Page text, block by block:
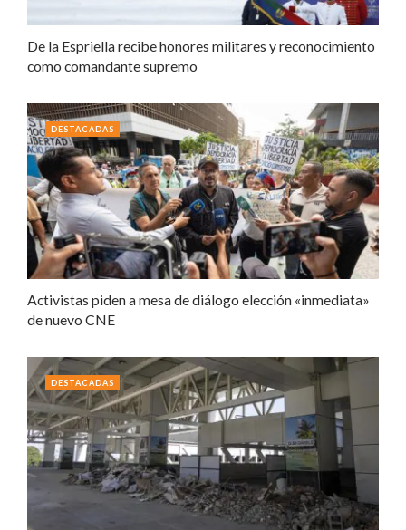
De la Espriella recibe honores militares y reconocimiento
como comandante supremo
Activistas piden a mesa de diálogo elección «inmediata»
de nuevo CNE
DESTACADAS
DESTACADAS